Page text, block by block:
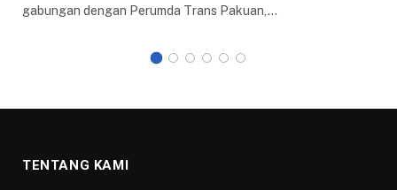
gabungan dengan Perumda Trans Pakuan,…
TENTANG KAMI